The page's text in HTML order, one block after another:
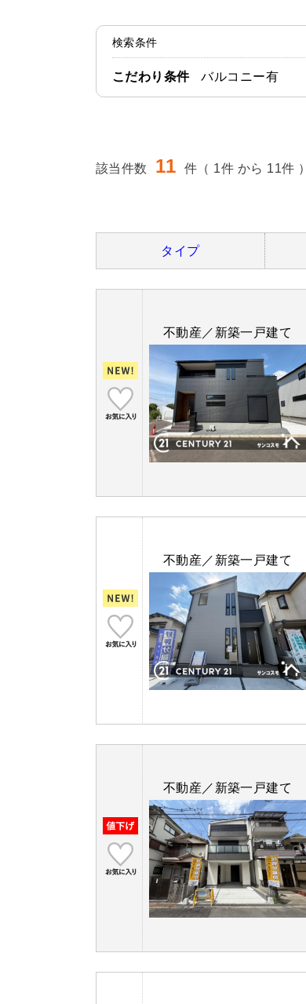
検索条件
こだわり条件 バルコニー有
該当件数 11 件（ 1件 から 11件 ）
タイプ
不動産／新築一戸建て
不動産／新築一戸建て
不動産／新築一戸建て